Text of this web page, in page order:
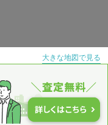
大きな地図で見る